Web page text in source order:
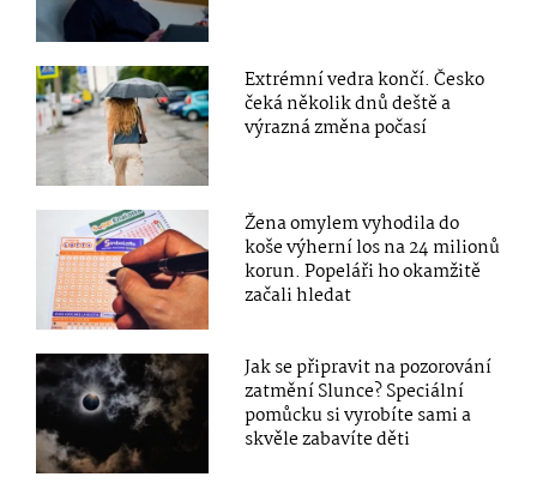
Extrémní vedra končí. Česko
čeká několik dnů deště a
výrazná změna počasí
Žena omylem vyhodila do
koše výherní los na 24 milionů
korun. Popeláři ho okamžitě
začali hledat
Jak se připravit na pozorování
zatmění Slunce? Speciální
pomůcku si vyrobíte sami a
skvěle zabavíte děti